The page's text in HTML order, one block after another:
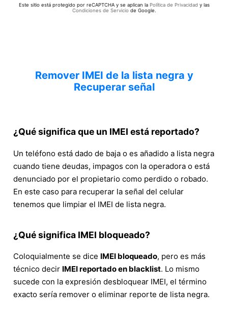
Este sitio está protegido por reCAPTCHA y se aplican la Política de Privacidad y las
Condiciones de Serviciode Google.
Remover IMEI de la lista negra y
Recuperar señal
¿Qué significa que un IMEI está reportado?
Un teléfono está dado de baja o es añadido a lista negra
cuando tiene deudas, impagos con la operadora o está
denunciado por el propietario como perdido o robado.
En este caso para recuperar la señal del celular
tenemos que limpiar el IMEI de lista negra.
¿Qué significa IMEI bloqueado?
Coloquialmente se dice IMEI bloqueado, pero es más
técnico decir IMEI reportado en blacklist. Lo mismo
sucede con la expresión desbloquear IMEI, el término
exacto sería remover o eliminar reporte de lista negra.